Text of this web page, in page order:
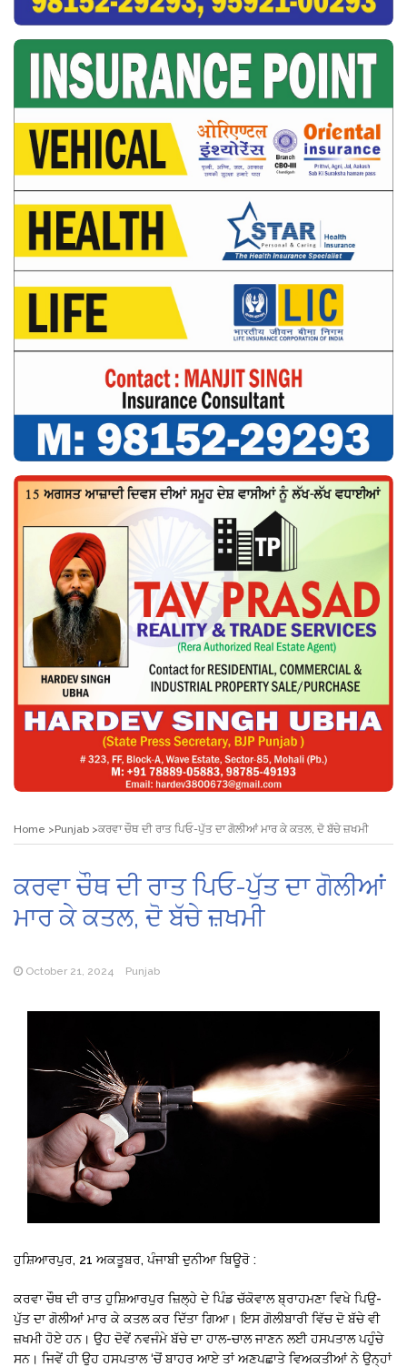
Home Punjab ਕਰਵਾ ਚੌਥ ਦੀ ਰਾਤ ਪਿਓ-ਪੁੱਤ ਦਾ ਗੋਲੀਆਂ ਮਾਰ ਕੇ ਕਤਲ, ਦੋ ਬੱਚੇ ਜ਼ਖਮੀ
ਕਰਵਾ ਚੌਥ ਦੀ ਰਾਤ ਪਿਓ-ਪੁੱਤ ਦਾ ਗੋਲੀਆਂ
ਮਾਰ ਕੇ ਕਤਲ, ਦੋ ਬੱਚੇ ਜ਼ਖਮੀ
October 21, 2024 Punjab
ਹੁਸ਼ਿਆਰਪੁਰ, 21 ਅਕਤੂਬਰ, ਪੰਜਾਬੀ ਦੁਨੀਆ ਬਿਊਰੋ :
ਕਰਵਾ ਚੌਥ ਦੀ ਰਾਤ ਹੁਸ਼ਿਆਰਪੁਰ ਜ਼ਿਲ੍ਹੇ ਦੇ ਪਿੰਡ ਚੱਕੋਵਾਲ ਬ੍ਰਾਹਮਣਾ ਵਿਖੇ ਪਿਉ-
ਪੁੱਤ ਦਾ ਗੋਲੀਆਂ ਮਾਰ ਕੇ ਕਤਲ ਕਰ ਦਿੱਤਾ ਗਿਆ। ਇਸ ਗੋਲੀਬਾਰੀ ਵਿੱਚ ਦੋ ਬੱਚੇ ਵੀ
ਜ਼ਖਮੀ ਹੋਏ ਹਨ। ਉਹ ਦੋਵੇਂ ਨਵਜੰਮੇ ਬੱਚੇ ਦਾ ਹਾਲ-ਚਾਲ ਜਾਣਨ ਲਈ ਹਸਪਤਾਲ ਪਹੁੰਚੇ
ਸਨ। ਜਿਵੇਂ ਹੀ ਉਹ ਹਸਪਤਾਲ ‘ਚੋਂ ਬਾਹਰ ਆਏ ਤਾਂ ਅਣਪਛਾਤੇ ਵਿਅਕਤੀਆਂ ਨੇ ਉਨ੍ਹਾਂ